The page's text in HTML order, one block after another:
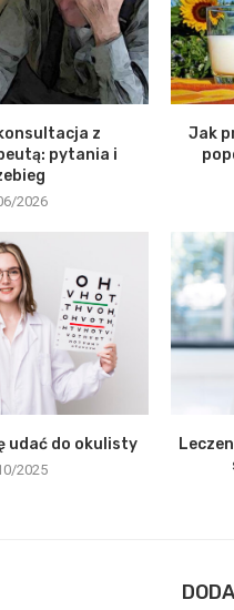
z
pytania i
2026
Jak
udać do okulisty
2025